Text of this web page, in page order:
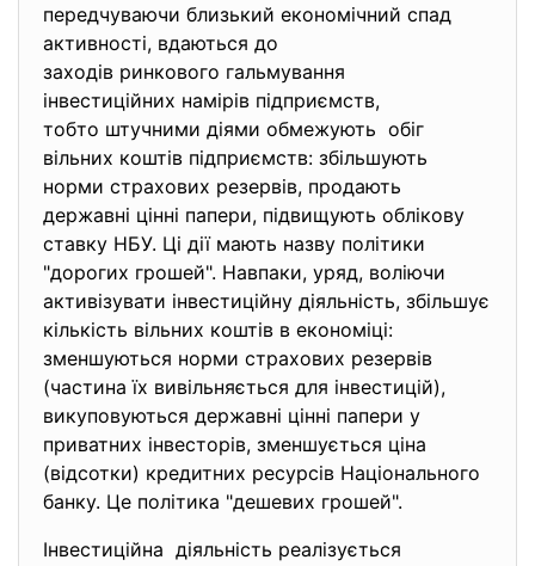
передчуваючи близький економічний спад
активності, вдаються до
заходів ринкового гальмування
інвестиційних намірів підприємств,
тобто штучними діями обмежують обіг
вільних коштів підприємств: збільшують
норми страхових резервів, продають
державні цінні папери, підвищують облікову
ставку НБУ. Ці дії мають назву політики
"дорогих грошей". Навпаки, уряд, воліючи
активізувати інвестиційну діяльність, збільшує
кількість вільних коштів в економіці:
зменшуються норми страхових резервів
(частина їх вивільняється для інвестицій),
викуповуються державні цінні папери у
приватних інвесторів, зменшується ціна
(відсотки) кредитних ресурсів Національного
банку. Це політика "дешевих грошей".
Інвестиційна діяльність реалізується